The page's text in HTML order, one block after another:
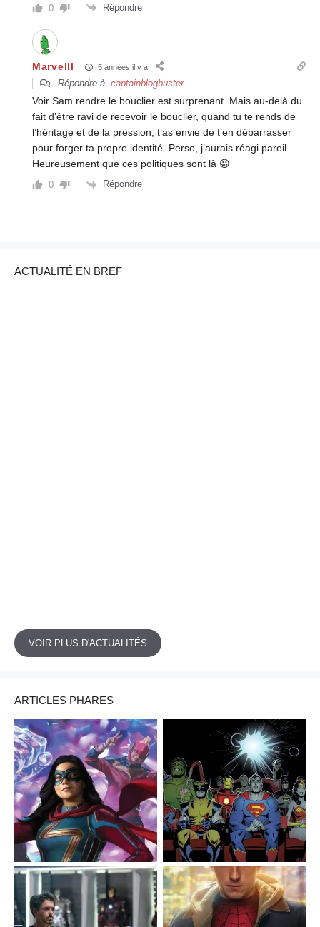
0 Répondre
Marvelll 5 années il y a
Répondre à captainblogbuster
Voir Sam rendre le bouclier est surprenant. Mais au-delà du
fait d’être ravi de recevoir le bouclier, quand tu te rends de
l’héritage et de la pression, t’as envie de t’en débarrasser
pour forger ta propre identité. Perso, j’aurais réagi pareil.
Heureusement que ces politiques sont là 😀
0 Répondre
ACTUALITÉ EN BREF
VOIR PLUS D'ACTUALITÉS
ARTICLES PHARES